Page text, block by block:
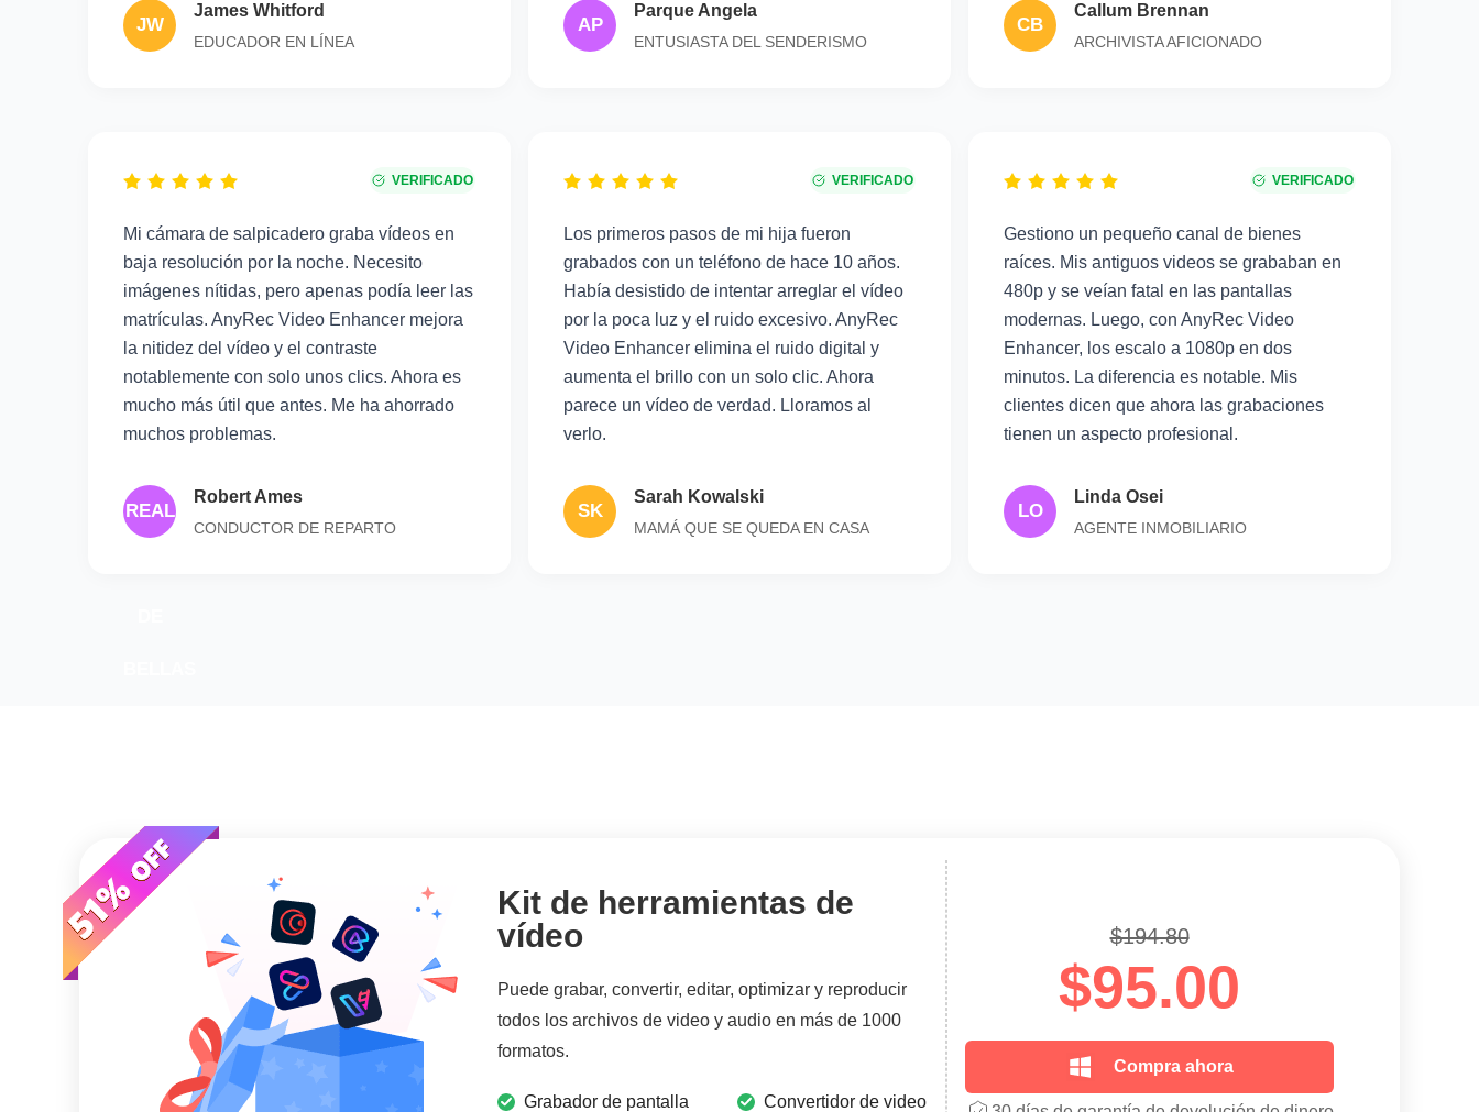
JW
James Whitford
EDUCADOR EN LÍNEA
AP
Parque Angela
ENTUSIASTA DEL SENDERISMO
CB
Callum Brennan
ARCHIVISTA AFICIONADO
VERIFICADO
Mi cámara de salpicadero graba vídeos en
baja resolución por la noche. Necesito
imágenes nítidas, pero apenas podía leer las
matrículas. AnyRec Video Enhancer mejora
la nitidez del vídeo y el contraste
notablemente con solo unos clics. Ahora es
mucho más útil que antes. Me ha ahorrado
muchos problemas.
REAL
Robert Ames
CONDUCTOR DE REPARTO
VERIFICADO
Los primeros pasos de mi hija fueron
grabados con un teléfono de hace 10 años.
Había desistido de intentar arreglar el vídeo
por la poca luz y el ruido excesivo. AnyRec
Video Enhancer elimina el ruido digital y
aumenta el brillo con un solo clic. Ahora
parece un vídeo de verdad. Lloramos al
verlo.
SK
Sarah Kowalski
MAMÁ QUE SE QUEDA EN CASA
VERIFICADO
Gestiono un pequeño canal de bienes
raíces. Mis antiguos videos se grababan en
480p y se veían fatal en las pantallas
modernas. Luego, con AnyRec Video
Enhancer, los escalo a 1080p en dos
minutos. La diferencia es notable. Mis
clientes dicen que ahora las grabaciones
tienen un aspecto profesional.
LO
Linda Osei
AGENTE INMOBILIARIO
Kit de herramientas de
vídeo
Puede grabar, convertir, editar, optimizar y reproducir
todos los archivos de video y audio en más de 1000
formatos.
Grabador de pantalla Convertidor de video
$194.80
$95.00
Compra ahora